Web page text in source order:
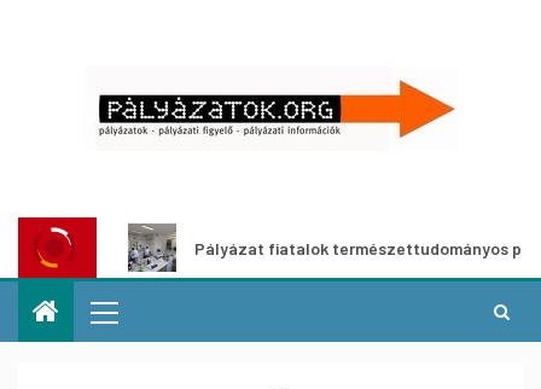
Pályázat fiatalok természettudományos pályára